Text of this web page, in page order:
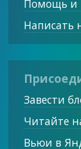
Помощь и
Написать
Завести
Читайте
Вьюи в